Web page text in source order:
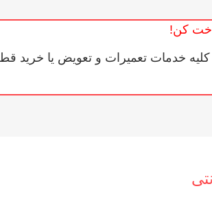
کن!
خدمات تعمیرات و تعویض یا خرید